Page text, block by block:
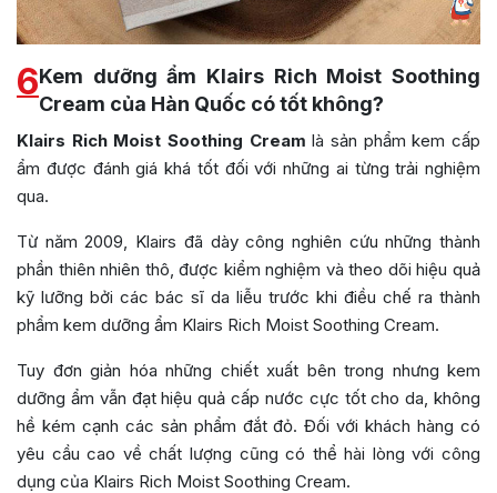
6Kem dưỡng ẩm Klairs Rich Moist Soothing
Cream của Hàn Quốc có tốt không?
Klairs Rich Moist Soothing Cream là sản phẩm kem cấp
ẩm được đánh giá khá tốt đối với những ai từng trải nghiệm
qua.
Từ năm 2009, Klairs đã dày công nghiên cứu những thành
phần thiên nhiên thô, được kiểm nghiệm và theo dõi hiệu quả
kỹ lưỡng bởi các bác sĩ da liễu trước khi điều chế ra thành
phẩm kem dưỡng ẩm Klairs Rich Moist Soothing Cream.
Tuy đơn giản hóa những chiết xuất bên trong nhưng kem
dưỡng ẩm vẫn đạt hiệu quả cấp nước cực tốt cho da, không
hề kém cạnh các sản phẩm đắt đỏ. Đối với khách hàng có
yêu cầu cao về chất lượng cũng có thể hài lòng với công
dụng của Klairs Rich Moist Soothing Cream.